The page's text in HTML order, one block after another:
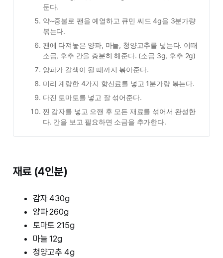
둔다.
약~중불로 팬을 예열하고 큐민 씨드 4g을 3분가량
볶는다.
팬에 다져놓은 양파, 마늘, 청양고추를 넣는다. 이때
소금, 후추 간을 충분히 해준다. (소금 3g, 후추 2g)
양파가 갈색이 될 때까지 볶아준다.
미리 계량한 4가지 향신료를 넣고 1분가량 볶는다.
다진 토마토를 넣고 잘 섞어준다.
찐 감자를 넣고 으깬 후 모든 재료를 섞어서 완성한
다. 간을 보고 필요하면 소금을 추가한다.
재료 (4인분)
감자 430g
양파 260g
토마토 215g
마늘 12g
청양고추 4g